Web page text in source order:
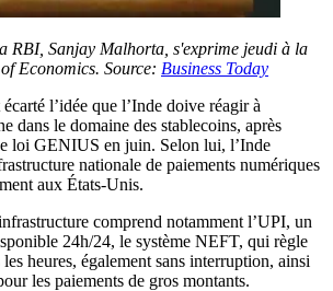
RBI, Sanjay Malhorta, s'exprime jeudi à la
Economics. Source: Business Today
l’idée que l’Inde doive réagir à
dans le domaine des stablecoins, après
loi GENIUS en juin. Selon lui, l’Inde
nationale de paiements numériques
aux États-Unis.
comprend notamment l’UPI, un
24h/24, le système NEFT, qui règle
heures, également sans interruption, ainsi
les paiements de gros montants.